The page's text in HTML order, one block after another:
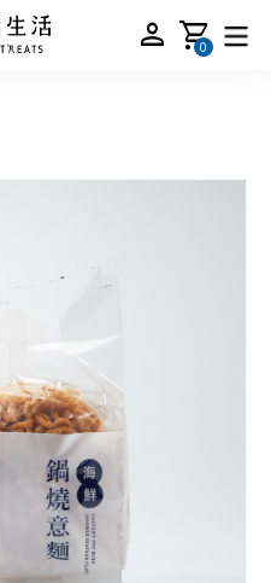
person shopping_cart
0